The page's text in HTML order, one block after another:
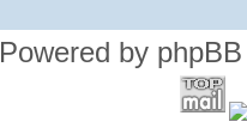
Powered by